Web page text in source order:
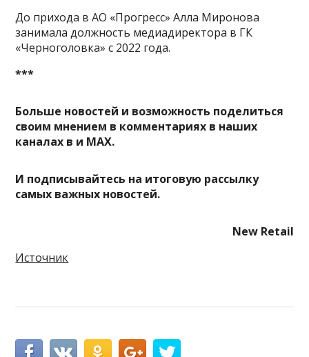
До прихода в АО «Прогресс» Алла Миронова
занимала должность медиадиректора в ГК
«Черноголовка» с 2022 года.
***
Больше новостей и возможность поделиться
своим мнением в комментариях в наших
каналах в и MAX.
И подписывайтесь на итоговую рассылку
самых важных новостей.
New Retail
Источник